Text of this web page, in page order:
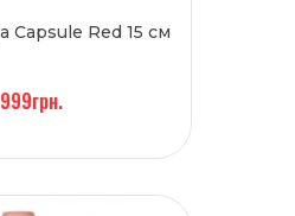
Capsule Red 15 см
999грн.